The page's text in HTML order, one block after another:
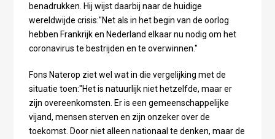
benadrukken. Hij wijst daarbij naar de huidige
wereldwijde crisis:"Net als in het begin van de oorlog
hebben Frankrijk en Nederland elkaar nu nodig om het
coronavirus te bestrijden en te overwinnen."
Fons Naterop ziet wel wat in die vergelijking met de
situatie toen:"Het is natuurlijk niet hetzelfde, maar er
zijn overeenkomsten. Er is een gemeenschappelijke
vijand, mensen sterven en zijn onzeker over de
toekomst. Door niet alleen nationaal te denken, maar de